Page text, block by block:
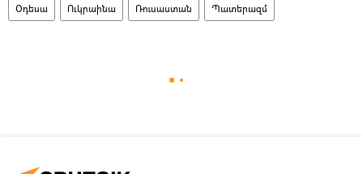
Օդեսա Ուկրաինա Ռուսաստան Պատերազմ